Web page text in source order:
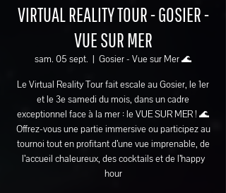
VIRTUAL REALITY TOUR - GOSIER -
VUE SUR MER
sam. 05 sept.
  |
Gosier - Vue sur Mer 🌊
Le Virtual Reality Tour fait escale au Gosier, le 1er
et le 3e samedi du mois, dans un cadre
exceptionnel face à la mer : le VUE SUR MER ! 🌊
Offrez-vous une partie immersive ou participez au
tournoi tout en profitant d’une vue imprenable, de
l’accueil chaleureux, des cocktails et de l’happy
hour